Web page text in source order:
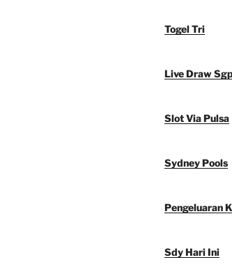
Togel Tri
Live Draw
Slot Via Pulsa
Sydney Pools
Pengeluaran
Sdy Hari Ini